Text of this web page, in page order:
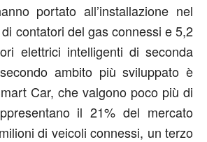
portato all’installazione nel
contatori del gas connessi e 5,2
elettrici intelligenti di seconda
ambito più sviluppato è
Car, che valgono poco più di
il 21% del mercato
di veicoli connessi, un terzo